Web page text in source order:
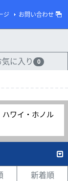
ジ お問い合わせ
気に入り 0
ワイ・ホノル
新着順